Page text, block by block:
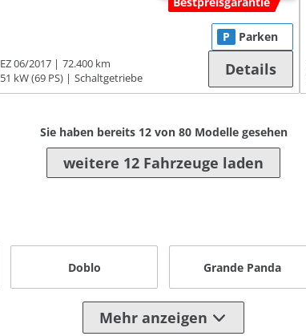
EZ 06/2017
72.400 km
51 kW (69 PS)
Schaltgetriebe
P Parken
Details
Sie haben bereits 12von 80Modelle gesehen
weitere 12 Fahrzeuge laden
Doblo Grande Panda
Mehr anzeigen